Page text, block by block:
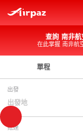
查詢 南非
在此掌握 南非航
單程
出發
出發地
抵達